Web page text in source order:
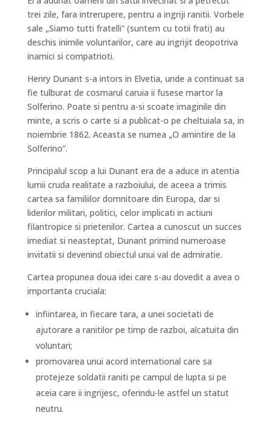
trei zile, fara intrerupere, pentru a ingriji ranitii. Vorbele
sale „Siamo tutti fratelli” (suntem cu totii frati) au
deschis inimile voluntarilor, care au ingrijit deopotriva
inamici si compatrioti.
Henry Dunant s-a intors in Elvetia, unde a continuat sa
fie tulburat de cosmarul caruia ii fusese martor la
Solferino. Poate si pentru a-si scoate imaginile din
minte, a scris o carte si a publicat-o pe cheltuiala sa, in
noiembrie 1862. Aceasta se numea „O amintire de la
Solferino”.
Principalul scop a lui Dunant era de a aduce in atentia
lumii cruda realitate a razboiului, de aceea a trimis
cartea sa familiilor domnitoare din Europa, dar si
liderilor militari, politici, celor implicati in actiuni
filantropice si prietenilor. Cartea a cunoscut un succes
imediat si neasteptat, Dunant primind numeroase
invitatii si devenind obiectul unui val de admiratie.
Cartea propunea doua idei care s-au dovedit a avea o
importanta cruciala:
infiintarea, in fiecare tara, a unei societati de
ajutorare a ranitilor pe timp de razboi, alcatuita din
voluntari;
promovarea unui acord international care sa
protejeze soldatii raniti pe campul de lupta si pe
aceia care ii ingrijesc, oferindu-le astfel un statut
neutru.